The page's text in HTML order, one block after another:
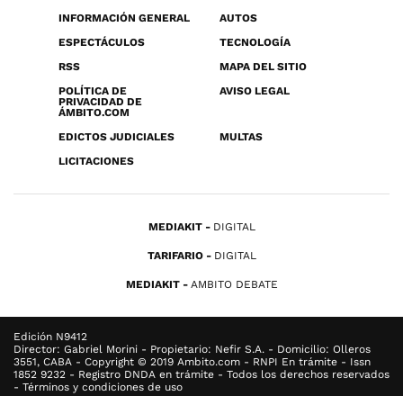
INFORMACIÓN GENERAL
AUTOS
ESPECTÁCULOS
TECNOLOGÍA
RSS
MAPA DEL SITIO
POLÍTICA DE
PRIVACIDAD DE
ÁMBITO.COM
AVISO LEGAL
EDICTOS JUDICIALES
MULTAS
LICITACIONES
MEDIAKIT DIGITAL
TARIFARIO DIGITAL
MEDIAKIT AMBITO DEBATE
Edición N9412
Director: Gabriel Morini - Propietario: Nefir S.A. - Domicilio: Olleros
3551, CABA - Copyright © 2019 Ambito.com - RNPI En trámite - Issn
1852 9232 - Registro DNDA en trámite - Todos los derechos reservados
- Términos y condiciones de uso